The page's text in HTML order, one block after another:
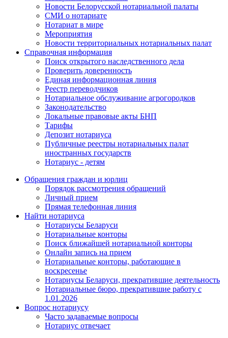
Новости Белорусской нотариальной палаты
СМИ о нотариате
Нотариат в мире
Мероприятия
Новости территориальных нотариальных палат
Справочная информация
Поиск открытого наследственного дела
Проверить доверенность
Единая информационная линия
Реестр переводчиков
Нотариальное обслуживание агрогородков
Законодательство
Локальные правовые акты БНП
Тарифы
Депозит нотариуса
Публичные реестры нотариальных палат
иностранных государств
Нотариус - детям
Обращения граждан и юрлиц
Порядок рассмотрения обращений
Личный прием
Прямая телефонная линия
Найти нотариуса
Нотариусы Беларуси
Нотариальные конторы
Поиск ближайшей нотариальной конторы
Онлайн запись на прием
Нотариальные конторы, работающие в
воскресенье
Нотариусы Беларуси, прекратившие деятельность
Нотариальные бюро, прекратившие работу с
1.01.2026
Вопрос нотариусу
Часто задаваемые вопросы
Нотариус отвечает